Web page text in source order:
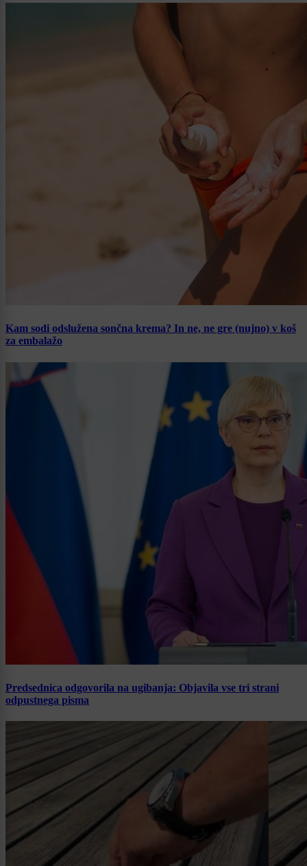
Kam sodi odslužena sončna krema? In ne, ne gre (nujno) v koš
za embalažo
Predsednica odgovorila na ugibanja: Objavila vse tri strani
odpustnega pisma